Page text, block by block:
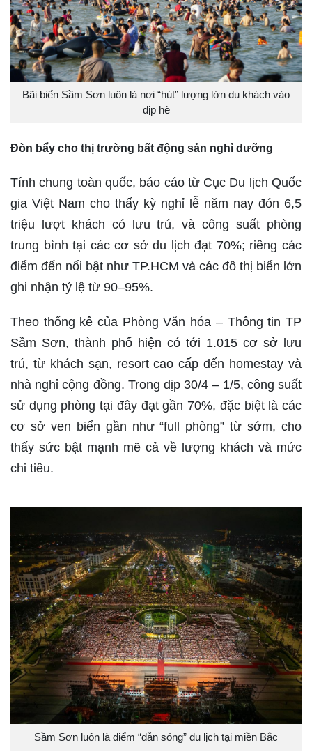
Bãi biển Sầm Sơn luôn là nơi “hút” lượng lớn du khách vào
dịp hè
Đòn bẩy cho thị trường bất động sản nghỉ dưỡng
Tính chung toàn quốc, báo cáo từ Cục Du lịch Quốc
gia Việt Nam cho thấy kỳ nghỉ lễ năm nay đón 6,5
triệu lượt khách có lưu trú, và công suất phòng
trung bình tại các cơ sở du lịch đạt 70%; riêng các
điểm đến nổi bật như TP.HCM và các đô thị biển lớn
ghi nhận tỷ lệ từ 90–95%.
Theo thống kê của Phòng Văn hóa – Thông tin TP
Sầm Sơn, thành phố hiện có tới 1.015 cơ sở lưu
trú, từ khách sạn, resort cao cấp đến homestay và
nhà nghỉ cộng đồng. Trong dịp 30/4 – 1/5, công suất
sử dụng phòng tại đây đạt gần 70%, đặc biệt là các
cơ sở ven biển gần như “full phòng” từ sớm, cho
thấy sức bật mạnh mẽ cả về lượng khách và mức
chi tiêu.
Sầm Sơn luôn là điểm “dẫn sóng” du lịch tại miền Bắc